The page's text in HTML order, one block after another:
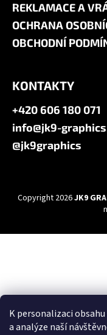
K personalizaci
a analýze naší
REKLAMACE A
OCHRANA
OBCHODNÍ
KONTAKTY
+420 606 180 071
info@jk9-
@jk9graphics
Copyright 2026JK9